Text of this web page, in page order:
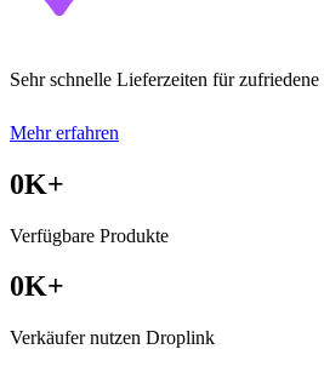
Sehr schnelle Lieferzeiten für
Mehr erfahren
0K+
Verfügbare Produkte
0K+
Verkäufer nutzen Droplink